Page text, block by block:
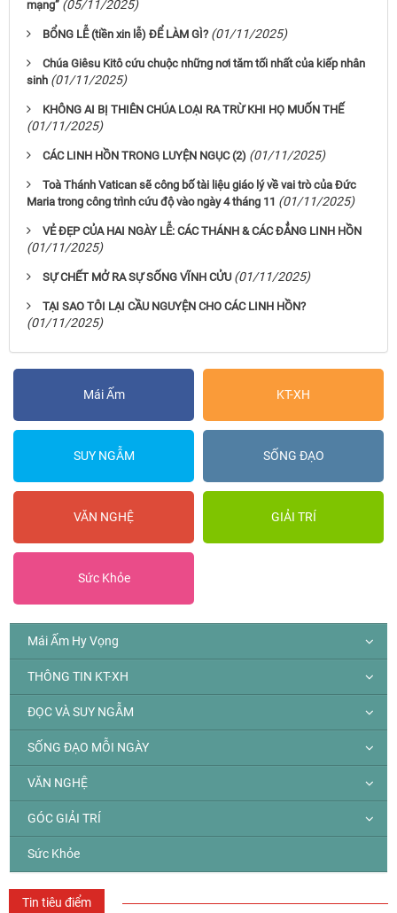
mạng” (05/11/2025)
BỔNG LỄ (tiền xin lễ) ĐỂ LÀM GÌ? (01/11/2025)
Chúa Giêsu Kitô cứu chuộc những nơi tăm tối nhất của kiếp nhân
sinh (01/11/2025)
KHÔNG AI BỊ THIÊN CHÚA LOẠI RA TRỪ KHI HỌ MUỐN THẾ
(01/11/2025)
CÁC LINH HỒN TRONG LUYỆN NGỤC (2) (01/11/2025)
Toà Thánh Vatican sẽ công bố tài liệu giáo lý về vai trò của Đức
Maria trong công trình cứu độ vào ngày 4 tháng 11 (01/11/2025)
VẺ ĐẸP CỦA HAI NGÀY LỄ: CÁC THÁNH & CÁC ĐẲNG LINH HỒN
(01/11/2025)
SỰ CHẾT MỞ RA SỰ SỐNG VĨNH CỬU (01/11/2025)
TẠI SAO TÔI LẠI CẦU NGUYỆN CHO CÁC LINH HỒN?
(01/11/2025)
Mái Ấm KT-XH
SUY NGẪM SỐNG ĐẠO
VĂN NGHỆ GIẢI TRÍ
Sức Khỏe
Mái Ấm Hy Vọng
THÔNG TIN KT-XH
ĐỌC VÀ SUY NGẪM
SỐNG ĐẠO MỖI NGÀY
VĂN NGHỆ
GÓC GIẢI TRÍ
Sức Khỏe
Tin tiêu điểm